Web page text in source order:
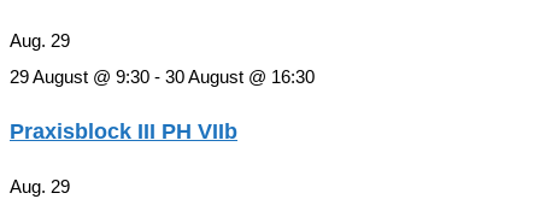
Aug. 29
29 August @ 9:30 - 30 August @ 16:30
Praxisblock III PH VIIb
Aug. 29